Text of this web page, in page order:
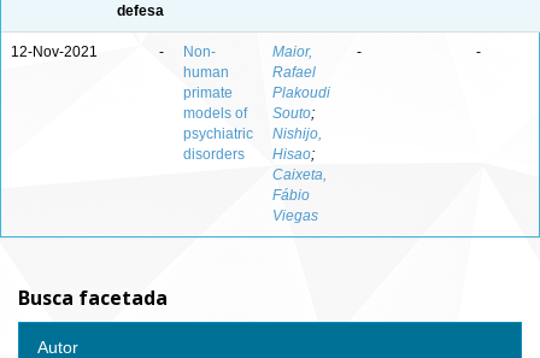
defesa
12-Nov-2021 -
Non-
human
primate
models of
psychiatric
disorders
Maior,
Rafael
Plakoudi
Souto;
Nishijo,
Hisao;
Caixeta,
Fábio
Viegas
- -
Busca facetada
Autor